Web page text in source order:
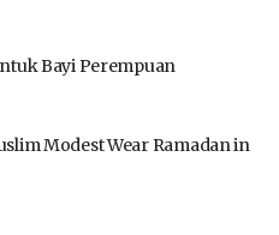
Bayi Perempuan
Modest Wear Ramadan in